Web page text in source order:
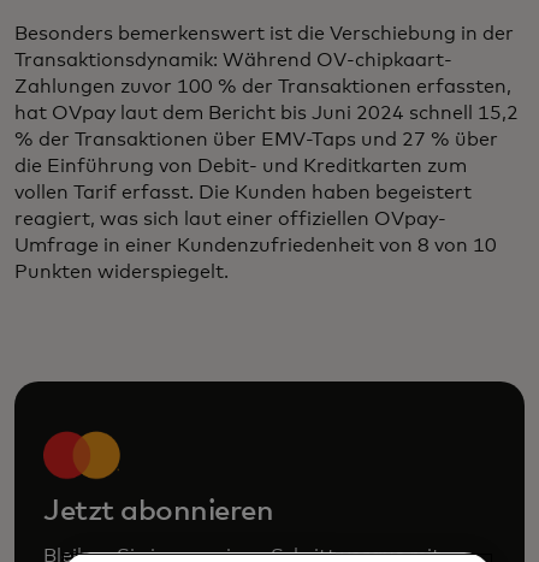
Besonders bemerkenswert ist die Verschiebung in der
Transaktionsdynamik: Während OV-chipkaart-
Zahlungen zuvor 100 % der Transaktionen erfassten,
hat OVpay laut dem Bericht bis Juni 2024 schnell 15,2
% der Transaktionen über EMV-Taps und 27 % über
die Einführung von Debit- und Kreditkarten zum
vollen Tarif erfasst. Die Kunden haben begeistert
reagiert, was sich laut einer offiziellen OVpay-
Umfrage in einer Kundenzufriedenheit von 8 von 10
Punkten widerspiegelt.
Jetzt abonnieren
Bleiben Sie immer einen Schritt voraus mit